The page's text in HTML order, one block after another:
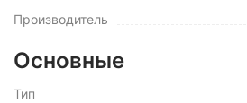
Производитель
Основные
Тип